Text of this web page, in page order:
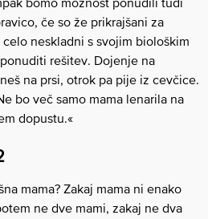
če so že prikrajšani za
neskladni s svojim biološkim
rešitev. Dojenje na
na prsi, otrok pa pije iz cevčice.
bo več samo mama lenarila na
dopustu.«
mama? Zakaj mama ni enako
ne dve mami, zakaj ne dva